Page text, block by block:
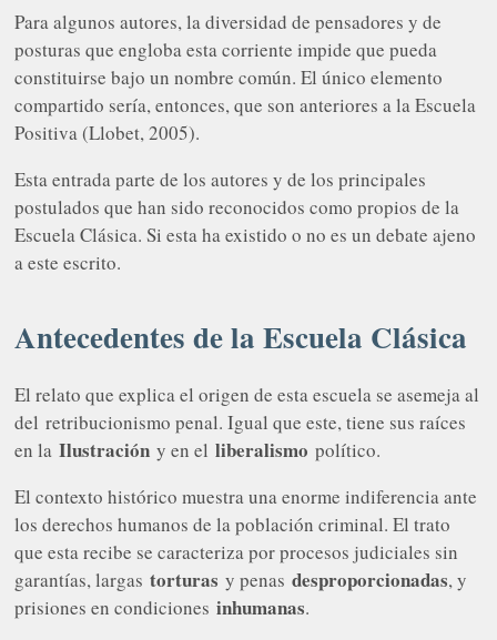
Para algunos autores, la diversidad de pensadores y de
posturas que engloba esta corriente impide que pueda
constituirse bajo un nombre común. El único elemento
compartido sería, entonces, que son anteriores a la Escuela
Positiva (Llobet, 2005).
Esta entrada parte de los autores y de los principales
postulados que han sido reconocidos como propios de la
Escuela Clásica. Si esta ha existido o no es un debate ajeno
a este escrito.
Antecedentes de la Escuela Clásica
El relato que explica el origen de esta escuela se asemeja al
delretribucionismo penal. Igual que este, tiene sus raíces
en laIlustración y en elliberalismo político.
El contexto histórico muestra una enorme indiferencia ante
los derechos humanos de la población criminal. El trato
que esta recibe se caracteriza por procesos judiciales sin
garantías, largastorturas y penasdesproporcionadas, y
prisiones en condicionesinhumanas.